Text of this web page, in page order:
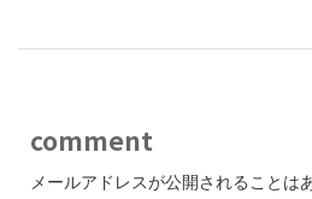
comment
メールアドレスが公開されることは